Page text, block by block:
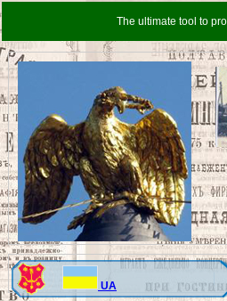
The ultimate tool to
UA